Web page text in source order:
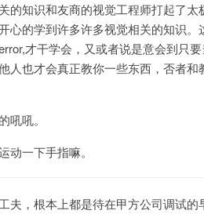
的知识和友商的视觉工程师打起了太
心的学到许多许多视觉相关的知识。
才干学会，又或者说是意会到只
人也才会真正教你一些东西，否者和
吼。
一下手指嘛。
夫，根本上都是待在甲方公司调试的